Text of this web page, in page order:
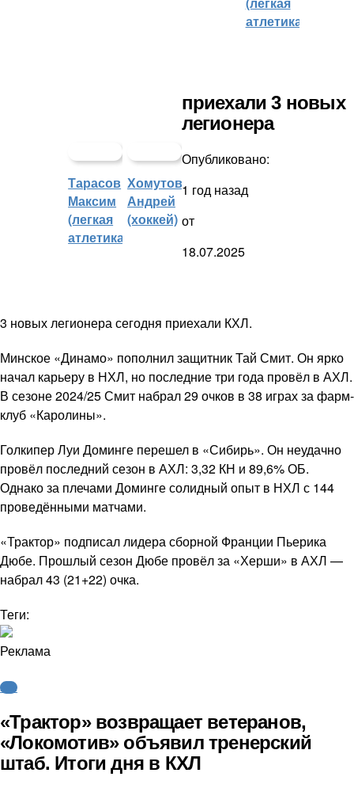
атлетика)
Тарасов
Максим
(легкая
атлетика)
Хомутов
Андрей
(хоккей)
приехали 3 новых
легионера
Опубликовано:
1 год назад
от
18.07.2025
3 новых легионера сегодня приехали КХЛ.
Минское «Динамо» пополнил защитник Тай Смит. Он ярко
начал карьеру в НХЛ, но последние три года провёл в АХЛ.
В сезоне 2024/25 Смит набрал 29 очков в 38 играх за фарм-
клуб «Каролины».
Голкипер Луи Доминге перешел в «Сибирь». Он неудачно
провёл последний сезон в АХЛ: 3,32 КН и 89,6% ОБ.
Однако за плечами Доминге солидный опыт в НХЛ с 144
проведёнными матчами.
«Трактор» подписал лидера сборной Франции Пьерика
Дюбе. Прошлый сезон Дюбе провёл за «Херши» в АХЛ —
набрал 43 (21+22) очка.
Теги:
Реклама
КХЛ
«Трактор» возвращает ветеранов,
«Локомотив» объявил тренерский
штаб. Итоги дня в КХЛ